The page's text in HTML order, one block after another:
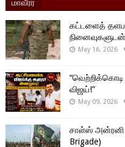
கட்டளைத்
May 16, 2026
விஜய்!”
May 09, 2026
சாள்ஸ் அன்ரனி
Brigade)